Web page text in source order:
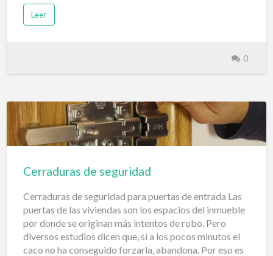
Según sus comunidades autónomas, los datos sobre
este tipo de delitos se vieron incrementados o
Vasco y Castilla y León cayeron un 29,4%. Muchas
tecnologías que optimizan la eficiencia energética en
hogares y empresas. Dado que el hogar puede
disponer de aire acondicionado / calefacción,
Leer
0
Cerraduras de seguridad
Cerraduras de seguridad para puertas de entrada Las
puertas de las viviendas son los espacios del inmueble
por donde se originan más intentos de robo. Pero
diversos estudios dicen que, si a los pocos minutos el
caco no ha conseguido forzarla, abandona. Por eso es